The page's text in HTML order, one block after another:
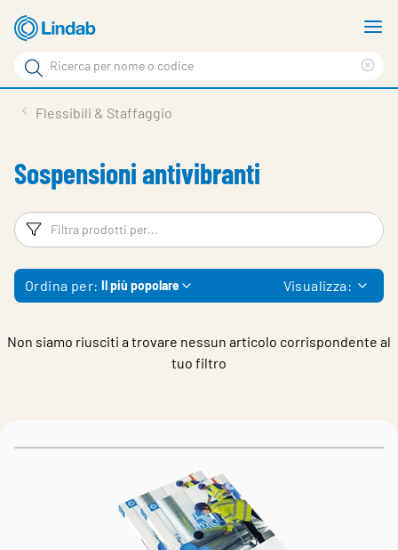
Vai
contenuto
principale
Cerca
Cerca
Soluzioni
Downloads
Strumenti
Contatti
Flessibili & Staffaggio
Sospensioni antivibranti
Filtri
Ordina per: Il più popolare Visualizza:
Non siamo riusciti a trovare nessun articolo corrispondente al
tuo filtro